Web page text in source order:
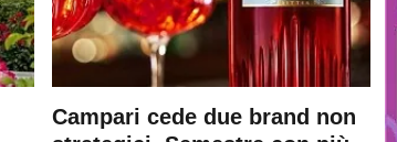
Campari cede due brand non